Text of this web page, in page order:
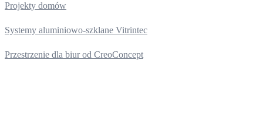
Projekty domów
Systemy aluminiowo-szklane Vitrintec
Przestrzenie dla biur od CreoConcept